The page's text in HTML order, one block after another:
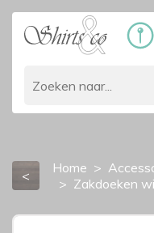
< Home
Zakdoeken